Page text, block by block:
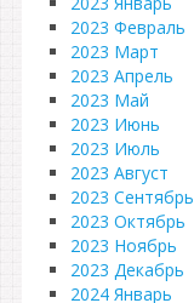
2023 Февраль
2023 Март
2023 Апрель
2023 Май
2023 Июнь
2023 Июль
2023 Август
2023 Сентябрь
2023 Октябрь
2023 Ноябрь
2023 Декабрь
2024 Январь